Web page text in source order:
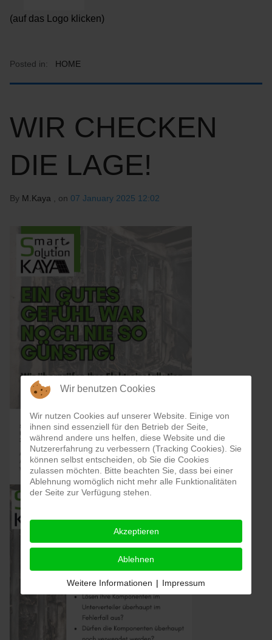
(auf das Logo klicken)
Posted in: HOME
WIR CHECKEN
DIE LAGE!
By M.Kaya , on 07 January 2025 12:02
Wir benutzen Cookies
Wir nutzen Cookies auf unserer Website. Einige von
ihnen sind essenziell für den Betrieb der Seite,
während andere uns helfen, diese Website und die
Nutzererfahrung zu verbessern (Tracking Cookies). Sie
können selbst entscheiden, ob Sie die Cookies
zulassen möchten. Bitte beachten Sie, dass bei einer
Ablehnung womöglich nicht mehr alle Funktionalitäten
der Seite zur Verfügung stehen.
Akzeptieren
Ablehnen
Weitere Informationen | Impressum